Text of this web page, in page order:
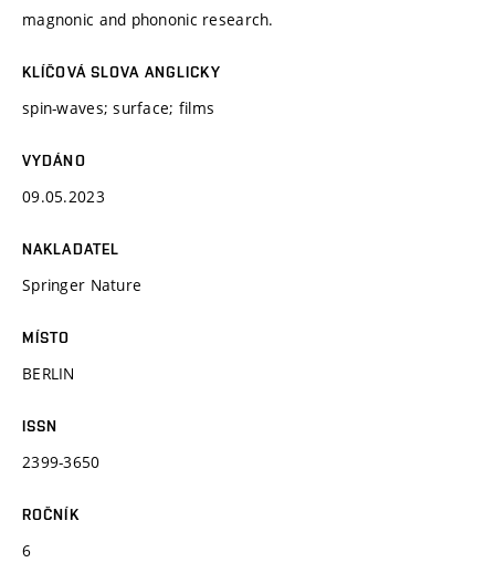
magnonic and phononic research.
KLÍČOVÁ SLOVA ANGLICKY
spin-waves; surface; films
VYDÁNO
09.05.2023
NAKLADATEL
Springer Nature
MÍSTO
BERLIN
ISSN
2399-3650
ROČNÍK
6